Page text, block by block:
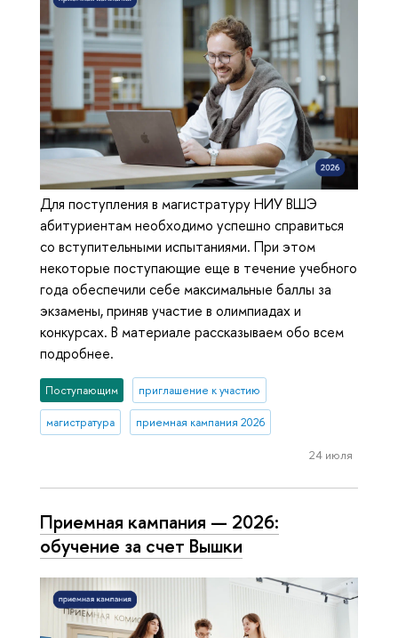
Для поступления в магистратуру НИУ ВШЭ
абитуриентам необходимо успешно справиться
со вступительными испытаниями. При этом
некоторые поступающие еще в течение учебного
года обеспечили себе максимальные баллы за
экзамены, приняв участие в олимпиадах и
конкурсах. В материале рассказываем обо всем
подробнее.
Поступающим приглашение к участию
магистратура приемная кампания 2026
24 июля
Приемная кампания — 2026:
обучение за счет Вышки